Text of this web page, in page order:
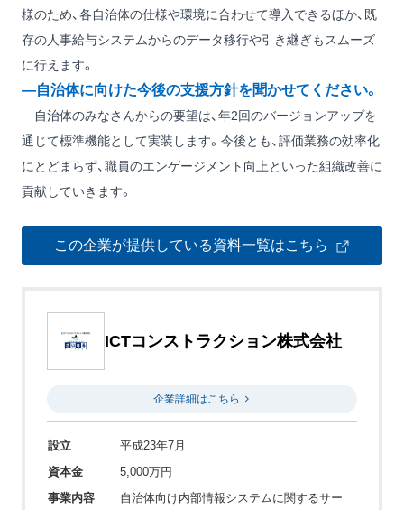
様のため、各自治体の仕様や環境に合わせて導入できるほか、既
存の人事給与システムからのデータ移行や引き継ぎもスムーズ
に行えます。
―自治体に向けた今後の支援方針を聞かせてください。
自治体のみなさんからの要望は、年2回のバージョンアップを
通じて標準機能として実装します。今後とも、評価業務の効率化
にとどまらず、職員のエンゲージメント向上といった組織改善に
貢献していきます。
この企業が提供している資料一覧はこちら
ICTコンストラクション株式会社
企業詳細はこちら
設立
平成23年7月
資本金
5,000万円
事業内容
自治体向け内部情報システムに関するサー